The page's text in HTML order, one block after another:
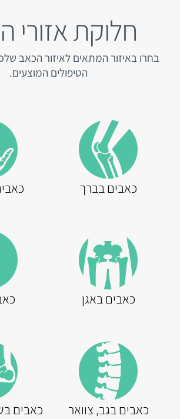
חלוקת אזורי
בחרו באיזור המתאים לאיזור הכאב
הטיפולים המוצעים.
כאבים בברך
כאבים באגן
כאבים בגב, צוואר
כאבים